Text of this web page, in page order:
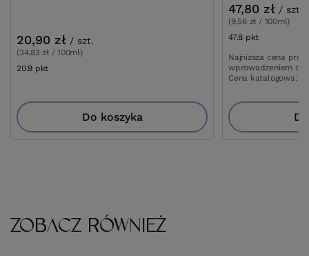
20,90 zł / szt.
(34,83 zł / 100ml)
20.9 pkt
Do koszyka
47,80 zł / szt.
(9,56 zł / 100ml)
47.8 pkt
Najniższa cena
wprowadzeniem
Cena katalogowa:
ZOBACZ RÓWNIEŻ